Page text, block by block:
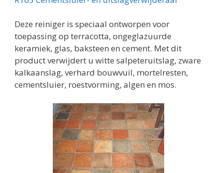
Deze reiniger is speciaal ontworpen voor
toepassing op terracotta, ongeglazuurde
keramiek, glas, baksteen en cement. Met dit
product verwijdert u witte salpeteruitslag, zware
kalkaanslag, verhard bouwvuil, mortelresten,
cementsluier, roestvorming, algen en mos.